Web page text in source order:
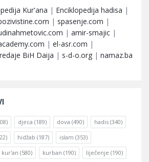
Kur'ana | Enciklopedija hadisa |
| spasenje.com |
| amir-smajic |
| el-asr.com |
BiH Daija | s-d-o.org | namaz.ba
djeca (189) dova (490) hadis (340)
hidžab (187) islam (353)
kur'an (580) kurban (190) liječenje (190)